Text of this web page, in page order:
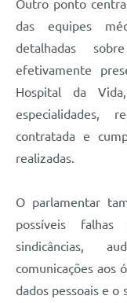
Outro ponto
das equipes
detalhadas
efetivamente
Hospital da
especialidades,
contratada e
realizadas.
O parlamentar
possíveis
sindicâncias,
comunicações aos
dados pessoais e o